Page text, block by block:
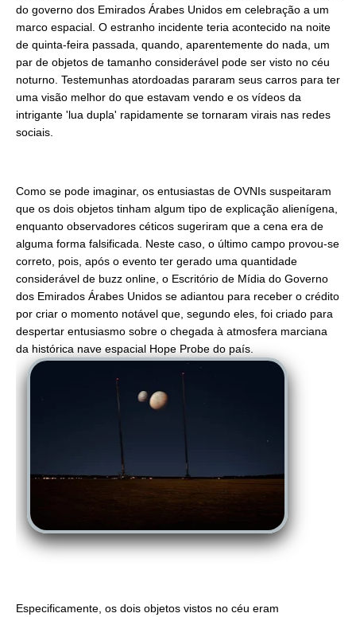
do governo dos Emirados Árabes Unidos em celebração a um
marco espacial. O estranho incidente teria acontecido na noite
de quinta-feira passada, quando, aparentemente do nada, um
par de objetos de tamanho considerável pode ser visto no céu
noturno. Testemunhas atordoadas pararam seus carros para ter
uma visão melhor do que estavam vendo e os vídeos da
intrigante 'lua dupla' rapidamente se tornaram virais nas redes
sociais.
Como se pode imaginar, os entusiastas de OVNIs suspeitaram
que os dois objetos tinham algum tipo de explicação alienígena,
enquanto observadores céticos sugeriram que a cena era de
alguma forma falsificada. Neste caso, o último campo provou-se
correto, pois, após o evento ter gerado uma quantidade
considerável de buzz online, o Escritório de Mídia do Governo
dos Emirados Árabes Unidos se adiantou para receber o crédito
por criar o momento notável que, segundo eles, foi criado para
despertar entusiasmo sobre o chegada à atmosfera marciana
da histórica nave espacial Hope Probe do país.
Especificamente, os dois objetos vistos no céu eram